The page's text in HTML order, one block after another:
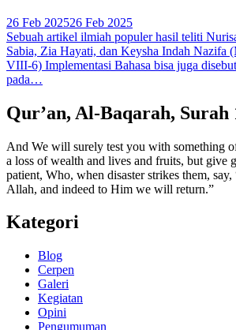
26 Feb 202526 Feb 2025
Sebuah artikel ilmiah populer hasil teliti
Sabia, Zia Hayati, dan Keysha Indah Nazifa
VIII-6) Implementasi Bahasa bisa juga
pada…
Qur’an, Al-Baqarah, Surah
And We will surely test you with something
a loss of wealth and lives and fruits, but give
patient, Who, when disaster strikes them,
Allah, and indeed to Him we will return.”
Kategori
Blog
Cerpen
Galeri
Kegiatan
Opini
Pengumuman